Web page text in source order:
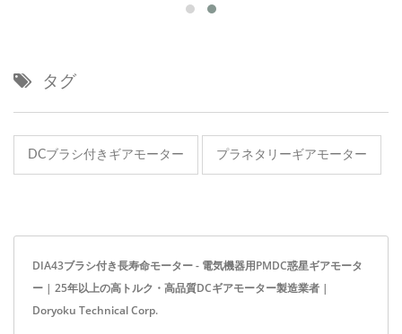
タグ
DCブラシ付きギアモーター プラネタリーギアモーター
DIA43ブラシ付き長寿命モーター - 電気機器用PMDC惑星ギアモータ
ー | 25年以上の高トルク・高品質DCギアモーター製造業者 |
Doryoku Technical Corp.